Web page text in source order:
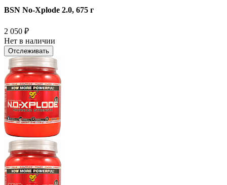
BSN No-Xplode 2.0, 675 г
2 050 ₽
Нет в наличии
Отслеживать